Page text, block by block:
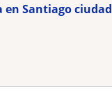
en Santiago ciudad